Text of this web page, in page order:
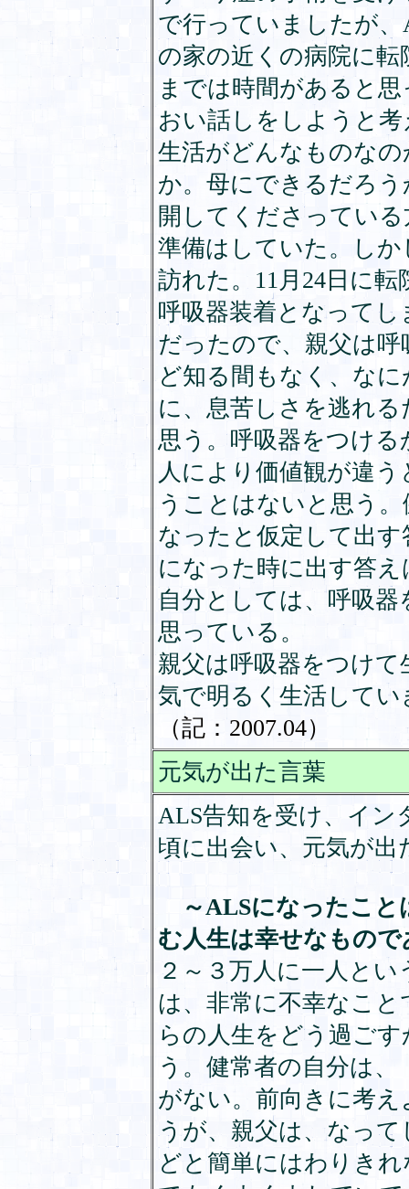
で行っていましたが
の家の近くの病院に
までは時間があると
おい話しをしようと
生活がどんなものな
か。母にできるだろ
開してくださってい
準備はしていた。し
訪れた。11月24日に
呼吸器装着となって
だったので、親父は
ど知る間もなく、な
に、息苦しさを逃れ
思う。呼吸器をつけ
人により価値観が違
うことはないと思う
なったと仮定して出
になった時に出す答
自分としては、呼吸
思っている。
親父は呼吸器をつけ
気で明るく生活して
（記：2007.04）
元気が出た言葉
ALS告知を受け、イン
頃に出会い、元気が出
～ALSになったこ
む人生は幸せなもの
２～３万人に一人と
は、非常に不幸なこ
らの人生をどう過ご
う。健常者の自分は
がない。前向きに考
うが、親父は、なっ
どと簡単にはわりき